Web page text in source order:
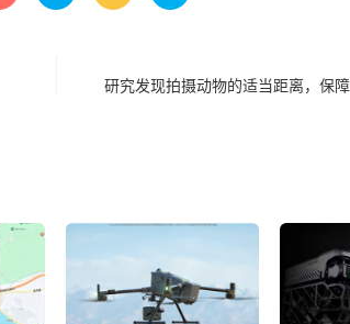
研究发现拍摄动物的适当距离，保